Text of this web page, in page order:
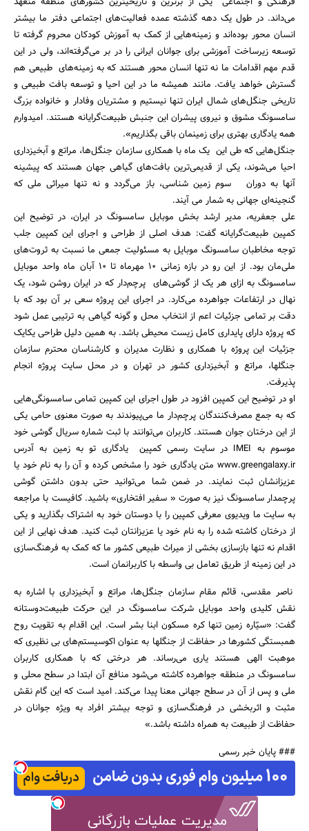
جستجو
می‌داند. در طول یک دهه گذشته عمده فعالیت‌های اجتماعی دفتر ما بیشتر
انسان محور بوده‌اند و زمینه‌هایی از کمک به آموزش کودکان محروم گرفته تا
توسعه زیرساخت آموزشی برای جوانان ایرانی را در بر می‌گرفته‌اند، ولی در این
قدم مهم اقدامات ما نه تنها انسان محور هستند که به زمینه‌‌های طبیعی هم
گسترش خواهد یافت. مانند همیشه ما در این احیا و توسعه بافت طبیعی و
تاریخی جنگل‌های شمال ایران تنها نیستیم و مشتریان وفادار و خانواده بزرگ
سامسونگ مشوق و نیروی پیشران این جنبش طبیعت‌گرایانه هستند. امیدوارم
همه یادگاری بهتری برای زمینمان باقی بگذاریم».
جنگل‌هایی که طی این یک ماه با همکاری سازمان جنگل‌ها، مراتع و آبخیزداری
احیا می‌شوند، یکی از قدیمی‌ترین بافت‌های گیاهی جهان هستند که پیشینه
آنها به دوران سوم زمین شناسی، باز می‌گردد و نه تنها میراثی ملی که
گنجینه‌ای جهانی به شمار می آیند.
علی جعفریه، مدیر ارشد بخش موبایل سامسونگ در ایران، در توضیح این
کمپین طبیعت‌گرایانه گفت: هدف اصلی از طراحی و اجرای این کمپین جلب
توجه مخاطبان سامسونگ موبایل به مسئولیت جمعی ما نسبت به ثروت‌های
ملی‌مان بود. از این رو در بازه زمانی 10 مهرماه تا 10 آبان ماه واحد موبایل
سامسونگ به ازای هر یک از گوشی‌های پرچم‌دار که در ایران روشن شود، یک
نهال در ارتفاعات جواهرده می‌کارد. در اجرای این پروژه سعی بر آن بود که با
دقت بر تمامی جزئیات اعم از انتخاب محل و گونه گیاهی به ترتیبی عمل شود
که پروژه دارای پایداری کامل زیست محیطی باشد. به همین دلیل طراحی یکایک
جزئیات این پروژه با همکاری و نظارت مدیران و کارشناسان محترم سازمان
جنگلها، مراتع و آبخیزداری کشور در تهران و در محل سایت پروژه انجام
پذیرفت.
او در توضیح این کمپین افزود در طول اجرای این کمپین تمامی سامسونگی‌هایی
که به جمع مصرف‌کنندگان پرچم‌دار ما می‌پیوندند به صورت معنوی حامی یکی
از این درختان جوان هستند. کاربران می‌توانند با ثبت شماره سریال گوشی خود
موسوم به IMEI در سایت رسمی کمپین یادگاری تو به زمین به آدرس
www.greengalaxy.ir متن یادگاری خود را مشخص کرده و آن را به نام خود یا
عزیزانشان ثبت نمایند. در ضمن شما می‌توانید حتی بدون داشتن گوشی
پرچمدار سامسونگ نیز به صورت « سفیر افتخاری» باشید. کافیست با مراجعه
به سایت ما ویدیوی معرفی کمپین را با دوستان خود به اشتراک بگذارید و یکی
از درختان کاشته شده را به نام خود یا عزیزانتان ثبت کنید. هدف نهایی از این
اقدام نه تنها بازسازی بخشی از میراث طبیعی کشور ما که کمک به فرهنگ‌سازی
در این زمینه از طریق تعامل بی واسطه با کاربرانمان است.
ناصر مقدسی، قائم مقام سازمان جنگل‌ها، مراتع و آبخیزداری با اشاره به
نقش کلیدی واحد موبایل شرکت سامسونگ در این حرکت طبیعت‌دوستانه
گفت: «سیّاره زمین تنها کره مسکون ابنا بشر است. این اقدام به تقویت روح
همبستگی‌ کشورها در حفاظت از جنگلها به عنوان اکوسیستم‌های بی نظیری که
موهبت الهی هستند یاری می‌رساند. هر درختی که با همکاری کاربران
سامسونگ در منطقه جواهرده کاشته می‌شود منافع آن ابتدا در سطح محلی و
ملی و پس از آن در سطح جهانی‌ معنا پیدا می‌کند. امید است که این گام نقش
مثبت و اثربخشی در فرهنگ‌سازی و توجه بیشتر افراد به ویژه جوانان در
حفاظت از طبیعت به همراه داشته باشد.»
### پایان خبر رسمی